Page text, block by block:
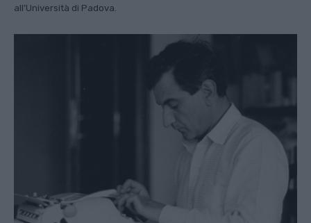
all’Università di Padova.